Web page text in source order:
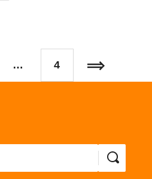
… 4